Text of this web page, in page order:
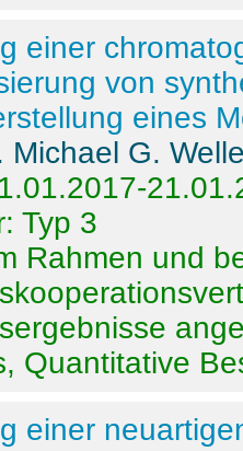
einer
von
eines
Michael G.
Typ 3
Rahmen und
Quantitative
einer